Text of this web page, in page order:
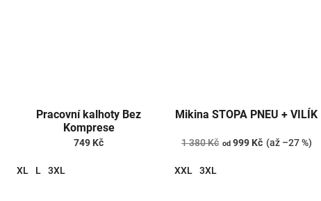
Pracovní kalhoty Bez
Komprese
749 Kč
XL L 3XL
Mikina STOPA PNEU + VILÍK
1 380 Kč od999 Kč (až –27 %)
XXL 3XL